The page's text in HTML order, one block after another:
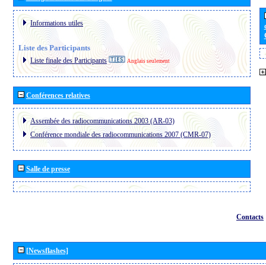
Informations utiles
Liste des Participants
Liste finale des Participants Anglais seulement
Conférences relatives
Assembée des radiocommunications 2003 (AR-03)
Conférence mondiale des radiocommunications 2007 (CMR-07)
Salle de presse
Contacts
[Newsflashes]